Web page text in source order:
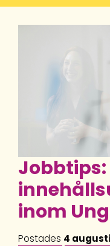
inom
Postades 4